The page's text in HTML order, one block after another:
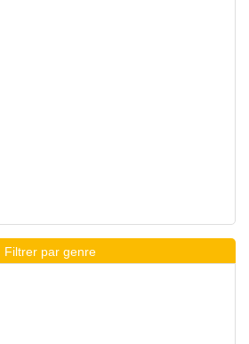
Filtrer par genre